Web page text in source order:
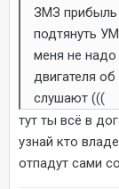
ЗМЗ прибыль
подтянуть
меня не надо
двигателя
слушают (((
тут ты всё в
узнай кто
отпадут сами